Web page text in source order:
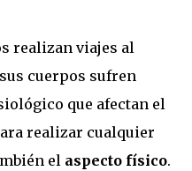
realizan viajes al
cuerpos sufren
que afectan el
realizar cualquier
el aspecto físico.